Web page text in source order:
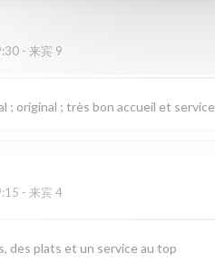
- 来宾 9
; original ; très bon accueil et service
- 来宾 4
des plats et un service au top